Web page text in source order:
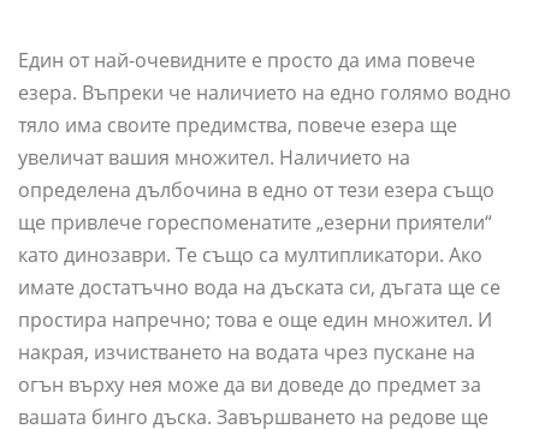
Един от най-очевидните е просто да има повече
езера. Въпреки че наличието на едно голямо водно
тяло има своите предимства, повече езера ще
увеличат вашия множител. Наличието на
определена дълбочина в едно от тези езера също
ще привлече гореспоменатите „езерни приятели“
като динозаври. Те също са мултипликатори. Ако
имате достатъчно вода на дъската си, дъгата ще се
простира напречно; това е още един множител. И
накрая, изчистването на водата чрез пускане на
огън върху нея може да ви доведе до предмет за
вашата бинго дъска. Завършването на редове ще